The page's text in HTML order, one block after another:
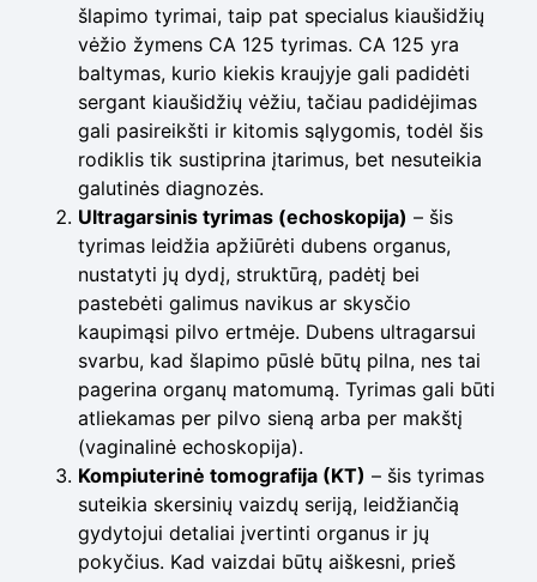
šlapimo tyrimai, taip pat specialus kiaušidžių
vėžio žymens CA 125 tyrimas. CA 125 yra
baltymas, kurio kiekis kraujyje gali padidėti
sergant kiaušidžių vėžiu, tačiau padidėjimas
gali pasireikšti ir kitomis sąlygomis, todėl šis
rodiklis tik sustiprina įtarimus, bet nesuteikia
galutinės diagnozės.
Ultragarsinis tyrimas (echoskopija) – šis
tyrimas leidžia apžiūrėti dubens organus,
nustatyti jų dydį, struktūrą, padėtį bei
pastebėti galimus navikus ar skysčio
kaupimąsi pilvo ertmėje. Dubens ultragarsui
svarbu, kad šlapimo pūslė būtų pilna, nes tai
pagerina organų matomumą. Tyrimas gali būti
atliekamas per pilvo sieną arba per makštį
(vaginalinė echoskopija).
Kompiuterinė tomografija (KT) – šis tyrimas
suteikia skersinių vaizdų seriją, leidžiančią
gydytojui detaliai įvertinti organus ir jų
pokyčius. Kad vaizdai būtų aiškesni, prieš